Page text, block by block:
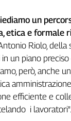
un
etica e formale
Riolo, della
in un piano
però, anche
efficiente e
i lavoratori".